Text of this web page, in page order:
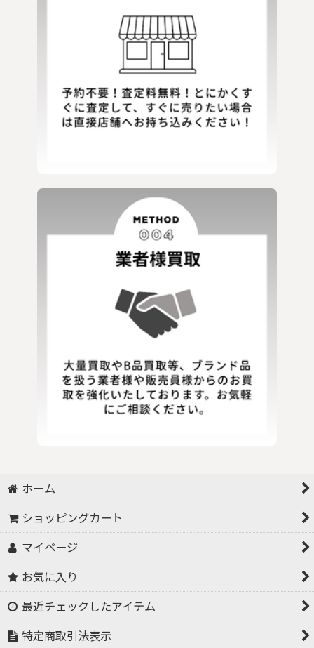
ホーム
ショッピングカート
マイページ
お気に入り
最近チェックしたアイテム
特定商取引法表示